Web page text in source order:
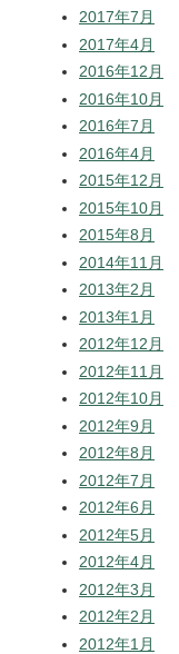
2017年7月
2017年4月
2016年12月
2016年10月
2016年7月
2016年4月
2015年12月
2015年10月
2015年8月
2014年11月
2013年2月
2013年1月
2012年12月
2012年11月
2012年10月
2012年9月
2012年8月
2012年7月
2012年6月
2012年5月
2012年4月
2012年3月
2012年2月
2012年1月